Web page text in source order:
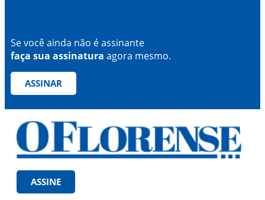
Se você ainda não é assinante
faça sua assinatura agora mesmo.
ASSINAR
ASSINE